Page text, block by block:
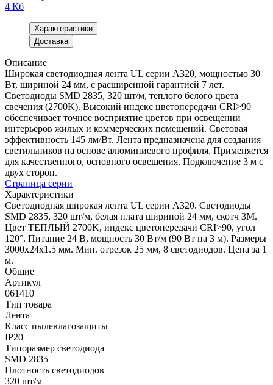
4 Кб
Характеристики
Доставка
Описание
Широкая светодиодная лента UL серии A320, мощностью 30
Вт, шириной 24 мм, с расширенной гарантией 7 лет.
Светодиоды SMD 2835, 320 шт/м, теплого белого цвета
свечения (2700K). Высокий индекс цветопередачи CRI>90
обеспечивает точное восприятие цветов при освещении
интерьеров жилых и коммерческих помещений. Световая
эффективность 145 лм/Вт. Лента предназначена для создания
светильников на основе алюминиевого профиля. Применяется
для качественного, основного освещения. Подключение 3 м с
двух сторон.
Страница серии
Характеристики
Светодиодная широкая лента UL серии A320. Светодиоды
SMD 2835, 320 шт/м, белая плата шириной 24 мм, скотч 3M.
Цвет ТЕПЛЫЙ 2700K, индекс цветопередачи CRI>90, угол
120°. Питание 24 В, мощность 30 Вт/м (90 Вт на 3 м). Размеры
3000x24x1.5 мм. Мин. отрезок 25 мм, 8 светодиодов. Цена за 1
м.
Общие
Артикул
061410
Тип товара
Лента
Класс пылевлагозащиты
IP20
Типоразмер светодиода
SMD 2835
Плотность светодиодов
320 шт/м